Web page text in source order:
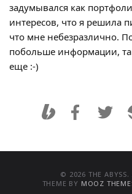
задумывался как
интересов, что я решила
что мне небезразлично.
побольше информации,
еще :-)
© 2026 THE ABYSS.
THEME BY MOOZ